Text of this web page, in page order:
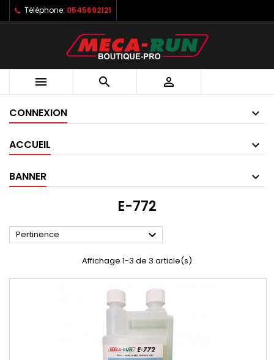
Téléphone: 0545692121
  
CONNEXION
ACCUEIL
BANNER
E-772
Pertinence 
Affichage 1-3 de 3 article(s)